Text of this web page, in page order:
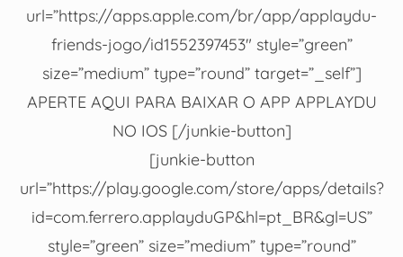
url=”https://apps.apple.com/br/app/applaydu-
friends-jogo/id1552397453″ style=”green”
size=”medium” type=”round” target=”_self”]
APERTE AQUI PARA BAIXAR O APP APPLAYDU
NO IOS [/junkie-button]
[junkie-button
url=”https://play.google.com/store/apps/details?
id=com.ferrero.applayduGP&hl=pt_BR&gl=US”
style=”green” size=”medium” type=”round”